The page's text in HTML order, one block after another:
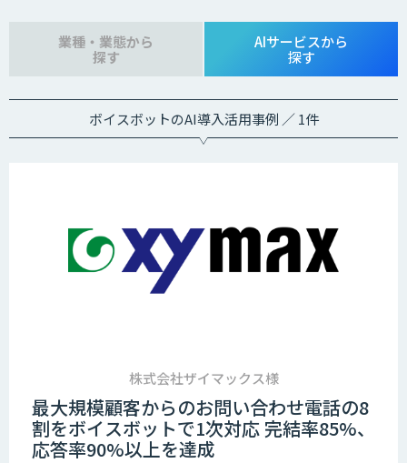
業種・業態から
探す
AIサービスから
探す
ボイスボットのAI導入活用事例 ／ 1件
株式会社ザイマックス様
最大規模顧客からのお問い合わせ電話の8
割をボイスボットで1次対応 完結率85%、
応答率90%以上を達成